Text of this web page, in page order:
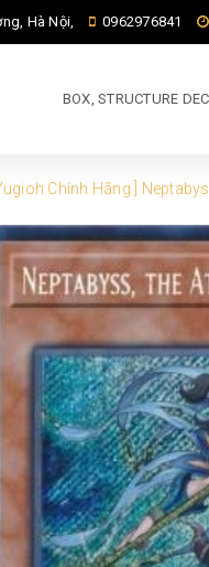
Hà Nội, 0962976841
BOX, STRUCTURE
Chính Hãng ]